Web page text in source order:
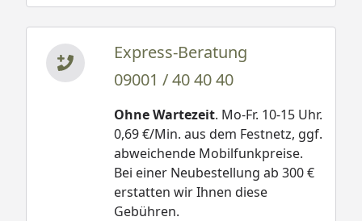
Express-Beratung
09001 / 40 40 40
Ohne Wartezeit. Mo-Fr. 10-15 Uhr.
0,69 €/Min. aus dem Festnetz, ggf.
abweichende Mobilfunkpreise.
Bei einer Neubestellung ab 300 €
erstatten wir Ihnen diese
Gebühren.